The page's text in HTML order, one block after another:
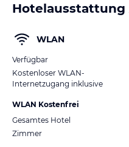
Hotelausstattung
WLAN
Verfügbar
Kostenloser WLAN-
Internetzugang inklusive
WLAN Kostenfrei
Gesamtes Hotel
Zimmer